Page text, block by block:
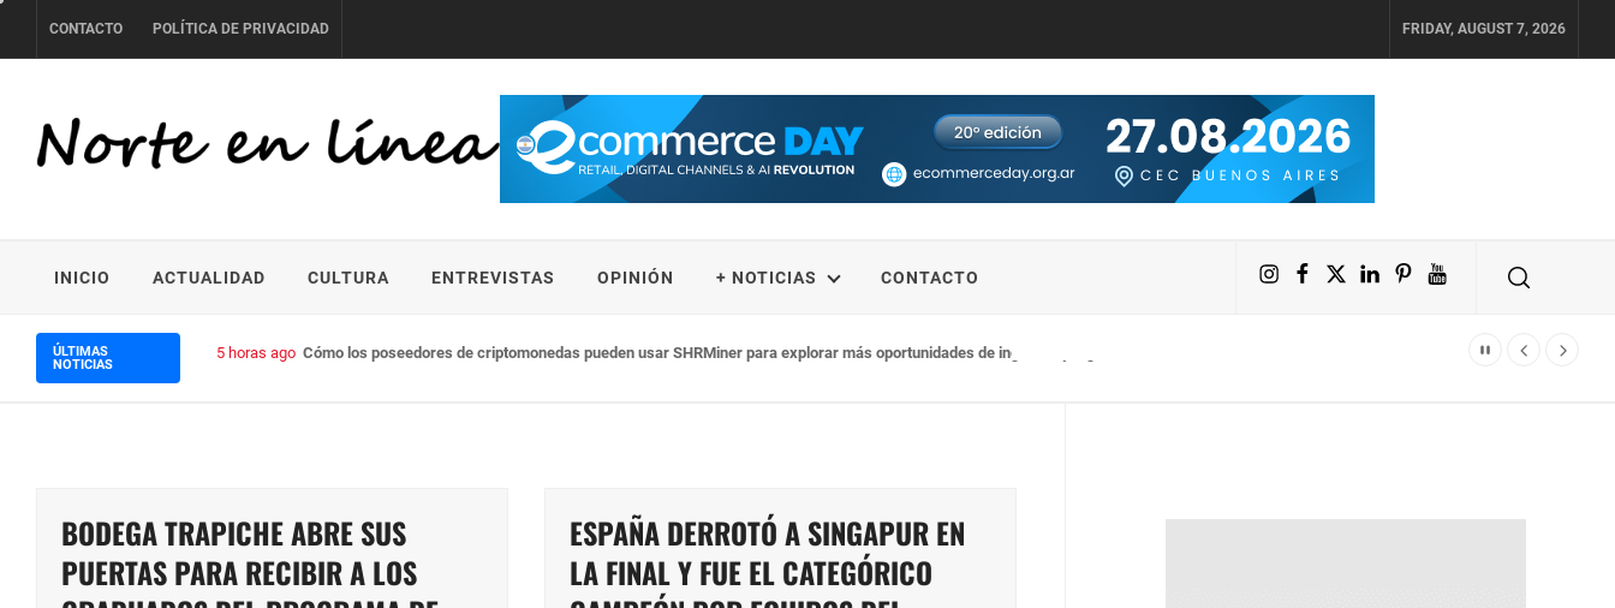
to
CONTACTO POLÍTICA DE PRIVACIDAD FRIDAY, AUGUST 7, 2026
INICIO ACTUALIDAD CULTURA ENTREVISTAS OPINIÓN + NOTICIAS CONTACTO Instagram
Facebook
X LinkedIn
PinterestYouTube
ÚLTIMAS
NOTICIAS
5 horas ago Cómo los poseedores de criptomonedas pueden usar SHRMiner para explorar más oportunidades de ingresos y lograr fácilmente un crecimiento diario del 4% en sus activos digitales
BODEGA TRAPICHE ABRE SUS
PUERTAS PARA RECIBIR A LOS
ESPAÑA DERROTÓ A SINGAPUR EN
LA FINAL Y FUE EL CATEGÓRICO